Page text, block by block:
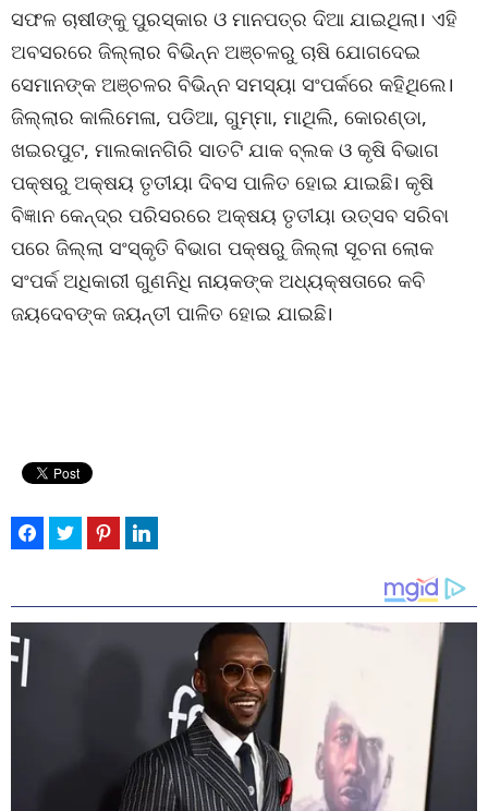
ସଫଳ ଚାଷୀଙ୍କୁ ପୁରସ୍କାର ଓ ମାନପତ୍ର ଦିଆ ଯାଇଥିଲା। ଏହି
ଅବସରରେ ଜିଲ୍ଲାର ବିଭିନ୍ନ ଅଞ୍ଚଳରୁ ଚାଷି ଯୋଗଦେଇ
ସେମାନଙ୍କ ଅଞ୍ଚଳର ବିଭିନ୍ନ ସମସ୍ୟା ସଂପର୍କରେ କହିଥିଲେ।
ଜିଲ୍ଲାର କାଲିମେଳା, ପଡିଆ, ଗୁମ୍ମା, ମାଥିଲି, କୋରଣ୍ଡା,
ଖଇରପୁଟ, ମାଲକାନଗିରି ସାତଟି ଯାକ ବ୍ଲକ ଓ କୃଷି ବିଭାଗ
ପକ୍ଷରୁ ଅକ୍ଷୟ ତୃତୀୟା ଦିବସ ପାଳିତ ହୋଇ ଯାଇଛି। କୃଷି
ବିଜ୍ଞାନ କେନ୍ଦ୍ର ପରିସରରେ ଅକ୍ଷୟ ତୃତୀୟା ଉତ୍ସବ ସରିବା
ପରେ ଜିଲ୍ଲା ସଂସ୍କୃତି ବିଭାଗ ପକ୍ଷରୁ ଜିଲ୍ଲା ସୂଚନା ଲୋକ
ସଂପର୍କ ଅଧିକାରୀ ଗୁଣନିଧି ନାୟକଙ୍କ ଅଧ୍ୟକ୍ଷତାରେ କବି
ଜୟଦେବଙ୍କ ଜୟନ୍ତୀ ପାଳିତ ହୋଇ ଯାଇଛି।